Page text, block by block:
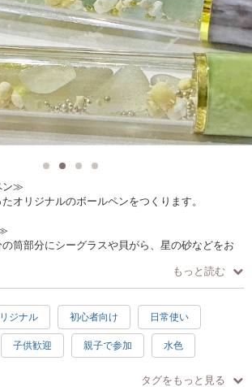
ン≫
オリジナルのボールペンをつくります。
筒部分にシーグラスや貝がら、星の砂などをお
や貝がらをお持ちいただければ、思い出の詰ま
ルペンに！！何もない場合は工房にあるものの
ーグラスをつかって作れますので、手ぶらで大丈
もっと読む
ジナル 初心者向け 日常使い
子供歓迎 親子で参加 水色
タグをもっと見る